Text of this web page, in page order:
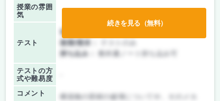
授業の雰囲
気
テスト
前期/中間：
後期/期末：
持ち込み：
教科書ノート持ち込み可
テストの方
式や難易度
コメント 構造物の部材の破壊についてや、そのメカ
続きを見る（無料）